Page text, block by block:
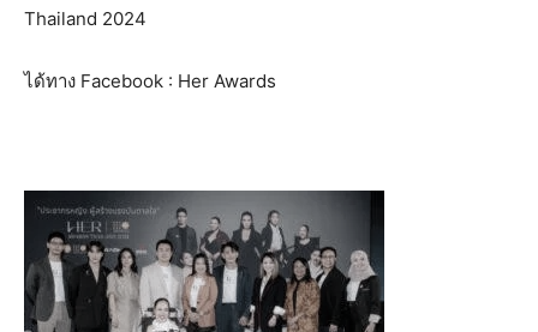
Thailand 2024
ได้ทาง Facebook : Her Awards